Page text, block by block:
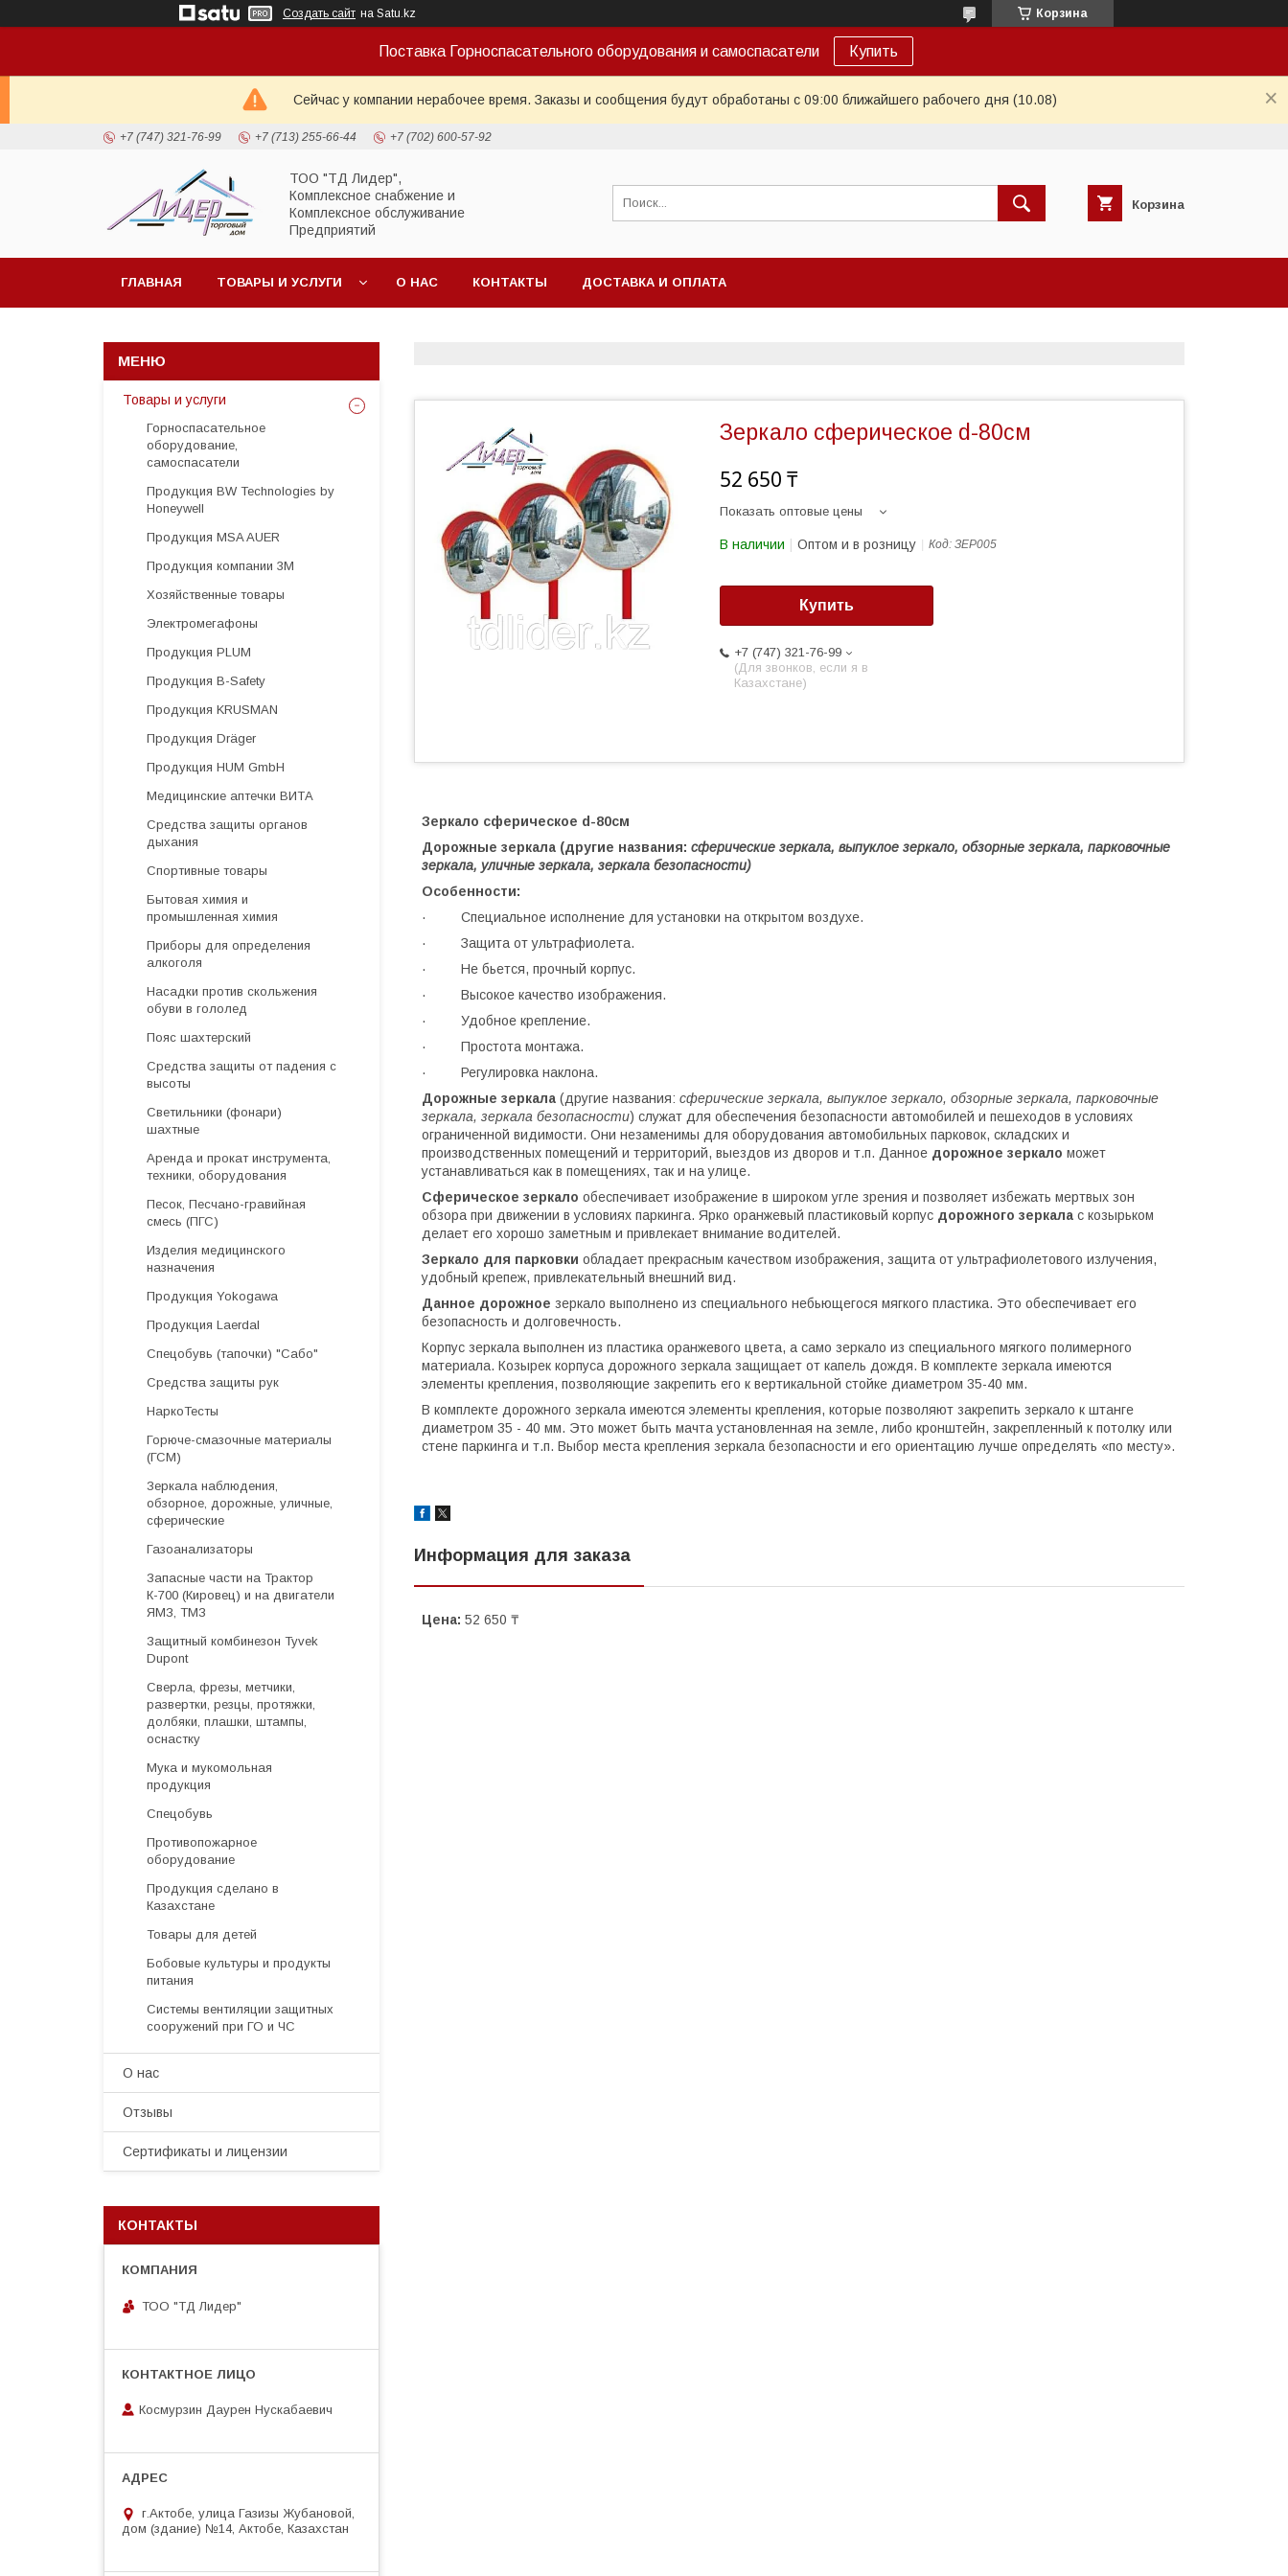
Создать сайт на Satu.kz Корзина
Поставка Горноспасательного оборудования и самоспасатели Купить
Сейчас у компании нерабочее время. Заказы и сообщения будут обработаны с 09:00 ближайшего рабочего дня (10.08)
+7 (747) 321-76-99 +7 (713) 255-66-44 +7 (702) 600-57-92
ТОО "ТД Лидер",
Комплексное снабжение и
Комплексное обслуживание
Предприятий
Корзина
ГЛАВНАЯ ТОВАРЫ И УСЛУГИ О НАС КОНТАКТЫ ДОСТАВКА И ОПЛАТА
Зеркало сферическое d-80см
52 650 ₸
Показать оптовые цены
В наличии Оптом и в розницу Код: ЗЕР005
Купить
+7 (747) 321-76-99
(Для звонков, если я в
Казахстане)
Зеркало сферическое d-80см
Дорожные зеркала (другие названия: сферические зеркала, выпуклое зеркало, обзорные зеркала, парковочные
зеркала, уличные зеркала, зеркала безопасности)
Особенности:
· Специальное исполнение для установки на открытом воздухе.
· Защита от ультрафиолета.
· Не бьется, прочный корпус.
· Высокое качество изображения.
· Удобное крепление.
· Простота монтажа.
· Регулировка наклона.
Дорожные зеркала (другие названия: сферические зеркала, выпуклое зеркало, обзорные зеркала, парковочные
зеркала, зеркала безопасности) служат для обеспечения безопасности автомобилей и пешеходов в условиях
ограниченной видимости. Они незаменимы для оборудования автомобильных парковок, складских и
производственных помещений и территорий, выездов из дворов и т.п. Данное дорожное зеркало может
устанавливаться как в помещениях, так и на улице.
Сферическое зеркало обеспечивает изображение в широком угле зрения и позволяет избежать мертвых зон
обзора при движении в условиях паркинга. Ярко оранжевый пластиковый корпус дорожного зеркала с козырьком
делает его хорошо заметным и привлекает внимание водителей.
Зеркало для парковки обладает прекрасным качеством изображения, защита от ультрафиолетового излучения,
удобный крепеж, привлекательный внешний вид.
Данное дорожное зеркало выполнено из специального небьющегося мягкого пластика. Это обеспечивает его
безопасность и долговечность.
Корпус зеркала выполнен из пластика оранжевого цвета, а само зеркало из специального мягкого полимерного
материала. Козырек корпуса дорожного зеркала защищает от капель дождя. В комплекте зеркала имеются
элементы крепления, позволяющие закрепить его к вертикальной стойке диаметром 35-40 мм.
В комплекте дорожного зеркала имеются элементы крепления, которые позволяют закрепить зеркало к штанге
диаметром 35 - 40 мм. Это может быть мачта установленная на земле, либо кронштейн, закрепленный к потолку или
стене паркинга и т.п. Выбор места крепления зеркала безопасности и его ориентацию лучше определять «по месту».
Информация для заказа
Цена: 52 650 ₸
Товары и услуги
Горноспасательное
оборудование,
самоспасатели
Продукция BW Technologies by
Honeywell
Продукция MSA AUER
Продукция компании 3М
Хозяйственные товары
Электромегафоны
Продукция PLUM
Продукция B-Safety
Продукция KRUSMAN
Продукция Dräger
Продукция HUM GmbH
Медицинские аптечки ВИТА
Средства защиты органов
дыхания
Спортивные товары
Бытовая химия и
промышленная химия
Приборы для определения
алкоголя
Насадки против скольжения
обуви в гололед
Пояс шахтерский
Средства защиты от падения с
высоты
Светильники (фонари)
шахтные
Аренда и прокат инструмента,
техники, оборудования
Песок, Песчано-гравийная
смесь (ПГС)
Изделия медицинского
назначения
Продукция Yokogawa
Продукция Laerdal
Спецобувь (тапочки) "Сабо"
Средства защиты рук
НаркоТесты
Горюче-смазочные материалы
(ГСМ)
Зеркала наблюдения,
обзорное, дорожные, уличные,
сферические
Газоанализаторы
Запасные части на Трактор
К-700 (Кировец) и на двигатели
ЯМЗ, ТМЗ
Защитный комбинезон Tyvek
Dupont
Cверла, фрезы, метчики,
развертки, резцы, протяжки,
долбяки, плашки, штампы,
оснастку
Мука и мукомольная
продукция
Спецобувь
Противопожарное
оборудование
Продукция сделано в
Казахстане
Товары для детей
Бобовые культуры и продукты
питания
Системы вентиляции защитных
сооружений при ГО и ЧС
О нас
Отзывы
Сертификаты и лицензии
КОНТАКТЫ
ТОО "ТД Лидер"
Космурзин Даурен Нускабаевич
г.Актобе, улица Газизы Жубановой,
дом (здание) №14, Актобе, Казахстан